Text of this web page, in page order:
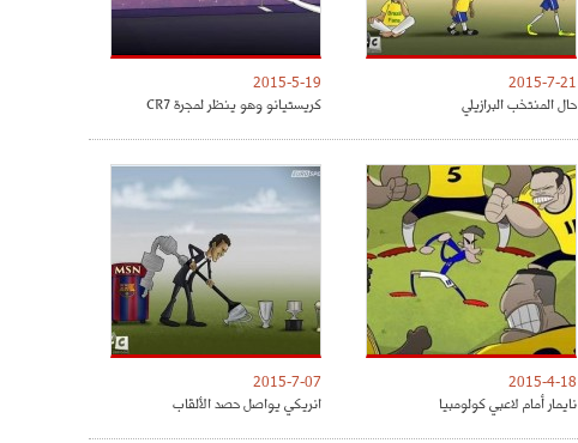
2015-7-21
حال المنتخب البرازيلي
2015-5-19
كريستيانو وهو ينظر لمجرة CR7
2015-4-18
نايمار أمام لاعبي كولومبيا
2015-7-07
انريكي يواصل حصد الألقاب